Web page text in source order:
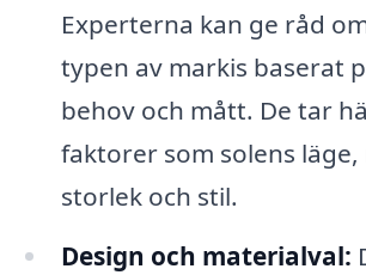
Experterna kan ge råd
typen av markis baserat
behov och mått. De tar
faktorer som solens
storlek och stil.
Design och materialval: